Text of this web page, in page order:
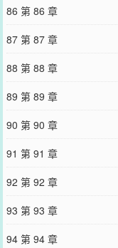
86 第 86 章
87 第 87 章
88 第 88 章
89 第 89 章
90 第 90 章
91 第 91 章
92 第 92 章
93 第 93 章
94 第 94 章